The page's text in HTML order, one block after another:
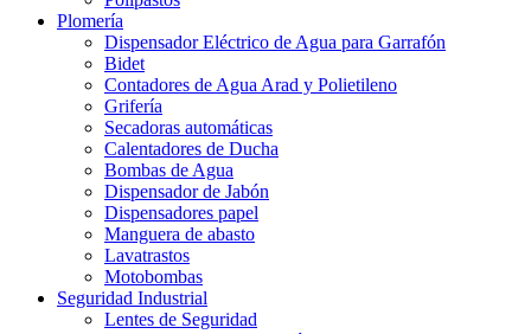
Plomería
Dispensador Eléctrico de Agua para Garrafón
Bidet
Contadores de Agua Arad y Polietileno
Grifería
Secadoras automáticas
Calentadores de Ducha
Bombas de Agua
Dispensador de Jabón
Dispensadores papel
Manguera de abasto
Lavatrastos
Motobombas
Seguridad Industrial
Lentes de Seguridad